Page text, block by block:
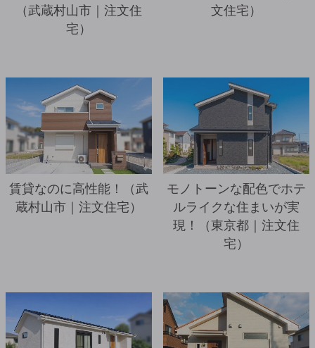
（武蔵村山市｜注文住
宅）
文住宅）
賃貸なのに高性能！（武
蔵村山市｜注文住宅）
モノトーンな配色でホテ
ルライクな住まいが実
現！（東京都｜注文住
宅）
詳細を見る
詳細を見る